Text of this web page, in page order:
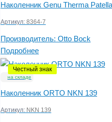
Наколенник Genu Therma
Артикул: 8364-7
Производитель: Otto Bock
Подробнее
Честный знак
на складе
Наколенник ORTO NKN 139
Артикул: NKN 139